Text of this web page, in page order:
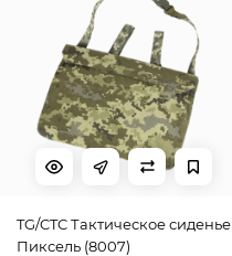
TG/CTC Тактическое сиденье
Пиксель (8007)